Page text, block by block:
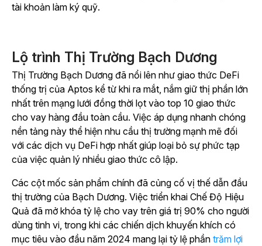
tài khoản làm ký quỹ.
Lộ trình Thị Trường Bạch Dương
Thị Trường Bạch Dương đã nổi lên như giao thức DeFi
thống trị của Aptos kể từ khi ra mắt, nắm giữ thị phần lớn
nhất trên mạng lưới đồng thời lọt vào top 10 giao thức
cho vay hàng đầu toàn cầu. Việc áp dụng nhanh chóng
nền tảng này thể hiện nhu cầu thị trường mạnh mẽ đối
với các dịch vụ DeFi hợp nhất giúp loại bỏ sự phức tạp
của việc quản lý nhiều giao thức cô lập.
Các cột mốc sản phẩm chính đã củng cố vị thế dẫn đầu
thị trường của Bạch Dương. Việc triển khai Chế Độ Hiệu
Quả đã mở khóa tỷ lệ cho vay trên giá trị 90% cho người
dùng tinh vi, trong khi các chiến dịch khuyến khích có
mục tiêu vào đầu năm 2024 mang lại tỷ lệ phần trăm lợi